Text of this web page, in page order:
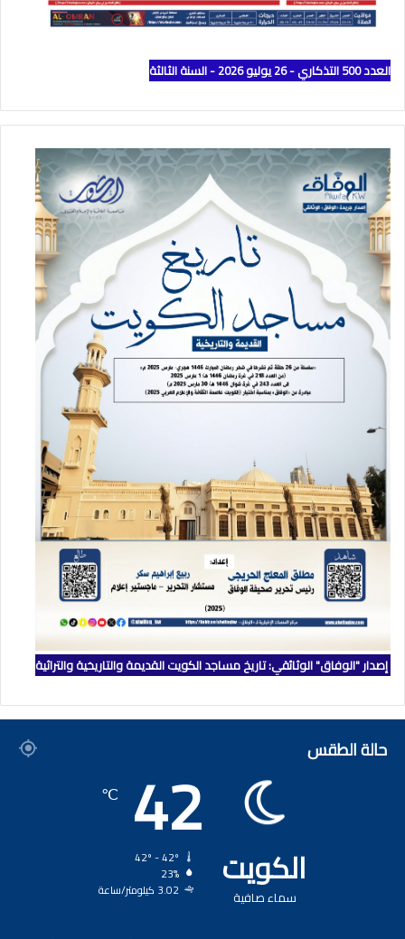
العدد 500 التذكاري - 26 يوليو 2026 - السنة الثالثة
إصدار "الوفاق" الوثائقي: تاريخ مساجد الكويت القديمة والتاريخية والتراثية
حالة الطقس
الكويت
سماء صافية
42
℃
23%
3.02 كيلومتر/ساعة